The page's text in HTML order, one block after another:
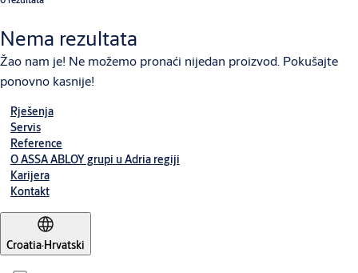
Nema rezultata
Žao nam je! Ne možemo pronaći nijedan proizvod. Pokušajte
ponovno kasnije!
Rješenja
Servis
Reference
O ASSA ABLOY grupi u Adria regiji
Karijera
Kontakt
Croatia·Hrvatski